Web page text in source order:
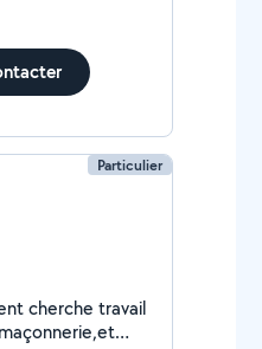
Particulier
cherche travail